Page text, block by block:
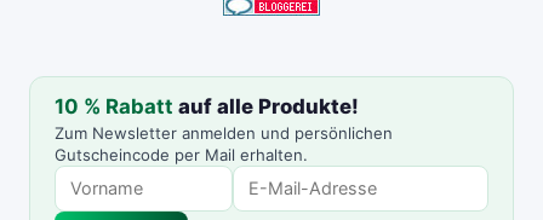
10 % Rabatt auf alle Produkte!
Zum Newsletter anmelden und persönlichen
Gutscheincode per Mail erhalten.